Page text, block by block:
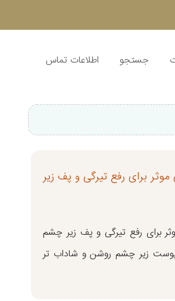
جستجو اطلاعات تماس
برای رفع تیرگی و پف زیر
برای رفع تیرگی و پف زیر چشم
پوست زیر چشم روشن و شاداب تر